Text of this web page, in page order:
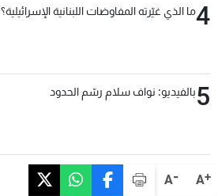
A+
A-
4ما الذي غيّرته المفاوضات اللبنانية الإسرائيلية؟
5بالفيديو: نواف سلام رسّم الحدود